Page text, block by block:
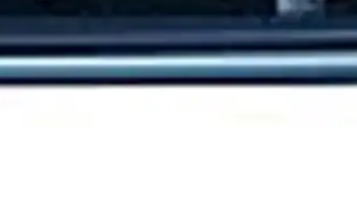
imkanı sunar. Nokia ve JioPhone modelleri öne